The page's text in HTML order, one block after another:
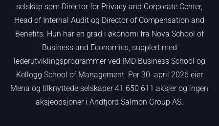
selskap som Director for Privacy and Corporate Center,
Head of Internal Audit og Director of Compensation and
Benefits. Hun har en grad i økonomi fra Nova School of
Business and Economics, supplert med
lederutviklingsprogrammer ved IMD Business School og
Kellogg School of Management. Per 30. april 2026 eier
Mena og tilknyttede selskaper 41 650 611 aksjer og ingen
aksjeopsjoner i Andfjord Salmon Group AS.